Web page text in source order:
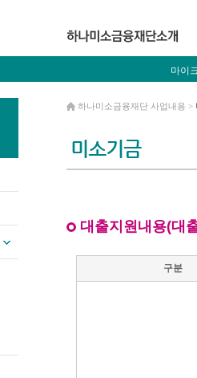
마이
미소기금
하나미소금융재단 사업내용 >
대출지원내용(대
구분